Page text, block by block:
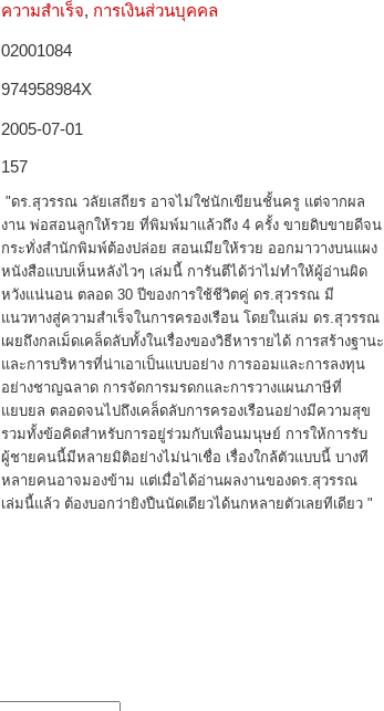
ความสำเร็จ, การเงินส่วนบุคคล
02001084
974958984X
2005-07-01
157
"ดร.สุวรรณ วลัยเสถียร อาจไม่ใช่นักเขียนชั้นครู แต่จากผล
งาน พ่อสอนลูกให้รวย ที่พิมพ์มาแล้วถึง 4 ครั้ง ขายดิบขายดีจน
กระทั่งสำนักพิมพ์ต้องปล่อย สอนเมียให้รวย ออกมาวางบนแผง
หนังสือแบบเห็นหลังไวๆ เล่มนี้ การันตีได้ว่าไม่ทำให้ผู้อ่านผิด
หวังแน่นอน ตลอด 30 ปีของการใช้ชีวิตคู่ ดร.สุวรรณ มี
แนวทางสู่ความสำเร็จในการครองเรือน โดยในเล่ม ดร.สุวรรณ
เผยถึงกลเม็ดเคล็ดลับทั้งในเรื่องของวิธีหารายได้ การสร้างฐานะ
และการบริหารที่น่าเอาเป็นแบบอย่าง การออมและการลงทุน
อย่างชาญฉลาด การจัดการมรดกและการวางแผนภาษีที่
แยบยล ตลอดจนไปถึงเคล็ดลับการครองเรือนอย่างมีความสุข
รวมทั้งข้อคิดสำหรับการอยู่ร่วมกับเพื่อนมนุษย์ การให้การรับ
ผู้ชายคนนี้มีหลายมิติอย่างไม่น่าเชื่อ เรื่องใกล้ตัวแบบนี้ บางที
หลายคนอาจมองข้าม แต่เมื่อได้อ่านผลงานของดร.สุวรรณ
เล่มนี้แล้ว ต้องบอกว่ายิงปืนนัดเดียวได้นกหลายตัวเลยทีเดียว "